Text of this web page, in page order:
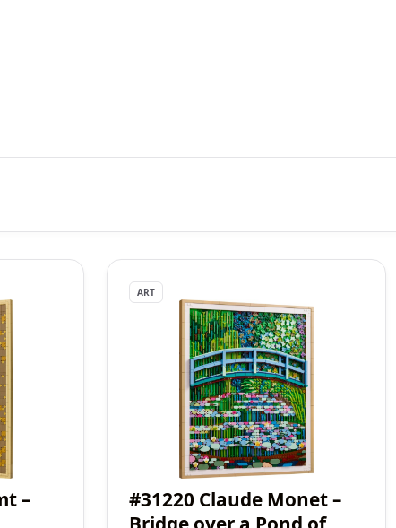
–
ART
#31220 Claude Monet –